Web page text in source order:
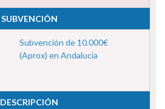
SUBVENCIÓN
Subvención de 10.000€
(Aprox) en Andalucía
DESCRIPCIÓN